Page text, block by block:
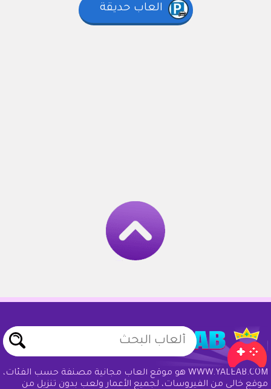
العاب حديقة
WWW.YALEAB.COM هو موقع ألعاب مجانية مصنفة حسب الفئات،
موقع خالي من الفيروسات، لجميع الأعمار ولعب بدون تنزيل من